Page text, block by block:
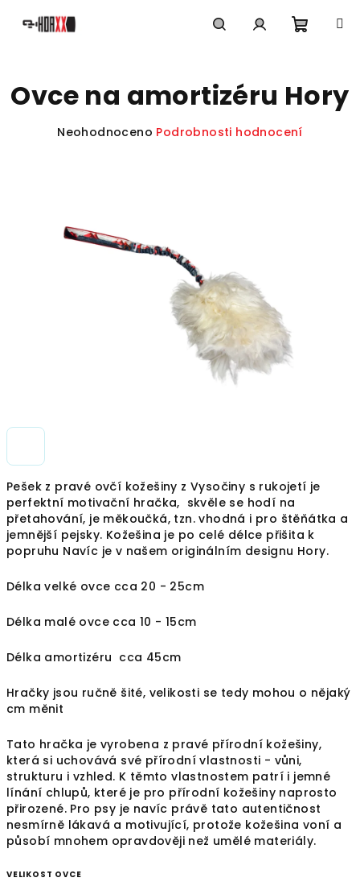
košík
Pešek z pravé ovčí kožešiny z Vysočiny s rukojetí je
perfektní motivační hračka, skvěle se hodí na
přetahování, je měkoučká, tzn. vhodná i pro štěňátka a
jemnější pejsky. Kožešina je po celé délce přišita k
popruhu Navíc je v našem originálním designu Hory.
Délka velké ovce cca 20 - 25cm
Délka malé ovce cca 10 - 15cm
Délka amortizéru cca 45cm
Hračky jsou ručně šité, velikosti se tedy mohou o nějaký
cm měnit
Tato hračka je vyrobena z pravé přírodní kožešiny,
která si uchovává své přírodní vlastnosti - vůni,
strukturu i vzhled. K těmto vlastnostem patrí i jemné
línání chlupů, které je pro přírodní kožešiny naprosto
přirozené. Pro psy je navíc právě tato autentičnost
nesmírně lákavá a motivující, protože kožešina voní a
působí mnohem opravdověji než umělé materiály.
VELIKOST OVCE
Ovce na amortizéru Hory
Průměrné
hvězdiček.
Neohodnoceno Podrobnosti hodnocení